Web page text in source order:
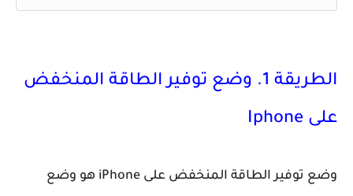
الطريقة 1. وضع توفير الطاقة المنخفض
على Iphone
وضع توفير الطاقة المنخفض على iPhone هو وضع